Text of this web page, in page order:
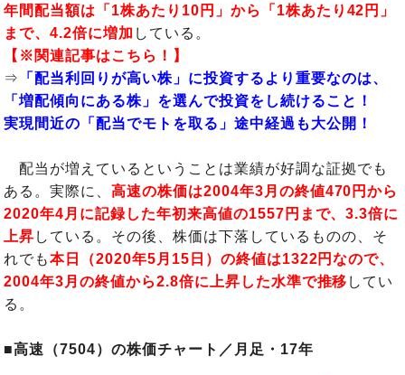
年間配当額は「1株あたり10円」から「1株あたり42円」
まで、4.2倍に増加 している。
【※関連記事はこちら！】
⇒
「配当利回りが高い株」に投資するより重要なのは、
「増配傾向にある株」を選んで投資をし続けること！
実現間近の「配当でモトを取る」途中経過も大公開！
配当が増えているということは業績が好調な証拠でも
ある。実際に、高速の株価は2004年3月の終値470円から
2020年4月に記録した年初来高値の1557円まで、3.3倍に
上昇 している。その後、株価は下落しているものの、そ
れでも本日（2020年5月15日）の終値は1322円なので、
2004年3月の終値から2.8倍に上昇した水準で推移 してい
る。
■高速（7504）の株価チャート／月足・17年